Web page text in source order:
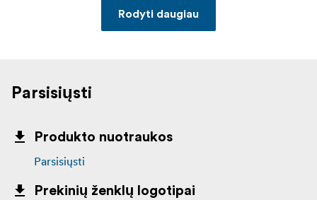
Rodyti daugiau
Parsisiųsti
Produkto nuotraukos
Parsisiųsti
Prekinių ženklų logotipai